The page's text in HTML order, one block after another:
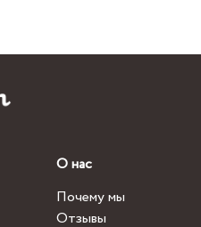
О нас
Почему мы
Отзывы